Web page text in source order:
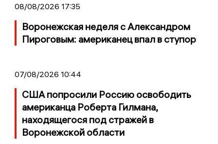
08/08/2026 17:35
Воронежская неделя с Александром
Пироговым: американец впал в ступор
07/08/2026 10:44
США попросили Россию освободить
американца Роберта Гилмана,
находящегося под стражей в
Воронежской области